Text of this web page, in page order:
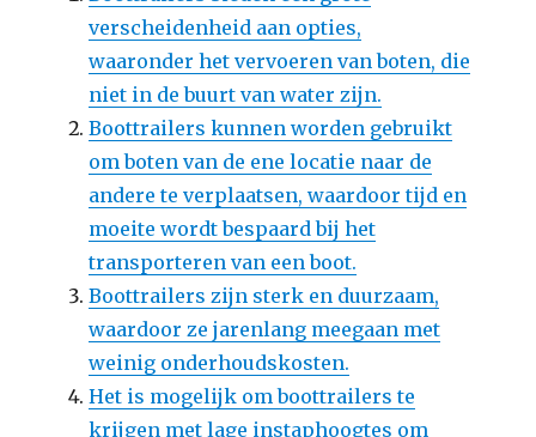
verscheidenheid aan opties,
waaronder het vervoeren van boten, die
niet in de buurt van water zijn.
Boottrailers kunnen worden gebruikt
om boten van de ene locatie naar de
andere te verplaatsen, waardoor tijd en
moeite wordt bespaard bij het
transporteren van een boot.
Boottrailers zijn sterk en duurzaam,
waardoor ze jarenlang meegaan met
weinig onderhoudskosten.
Het is mogelijk om boottrailers te
krijgen met lage instaphoogtes om